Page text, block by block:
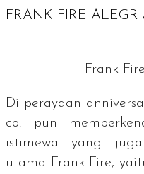
FRANK FIRE
Frank
Di perayaan
co. pun
istimewa yang
utama Frank Fire,